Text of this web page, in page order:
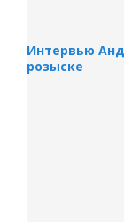
Интервью
розыске